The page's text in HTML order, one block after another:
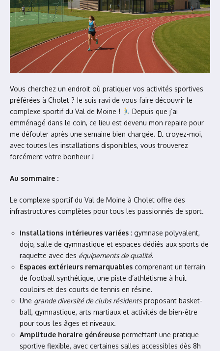
Vous cherchez un endroit où pratiquer vos activités sportives
préférées à Cholet ? Je suis ravi de vous faire découvrir le
complexe sportif du Val de Moine !
Depuis que j’ai
emménagé dans le coin, ce lieu est devenu mon repaire pour
me défouler après une semaine bien chargée. Et croyez-moi,
avec toutes les installations disponibles, vous trouverez
forcément votre bonheur !
Au sommaire :
Le complexe sportif du Val de Moine à Cholet offre des
infrastructures complètes pour tous les passionnés de sport.
Installations intérieures variées : gymnase polyvalent,
dojo, salle de gymnastique et espaces dédiés aux sports de
raquette avec des équipements de qualité.
Espaces extérieurs remarquables comprenant un terrain
de football synthétique, une piste d’athlétisme à huit
couloirs et des courts de tennis en résine.
Une grande diversité de clubs résidentsproposant basket-
ball, gymnastique, arts martiaux et activités de bien-être
pour tous les âges et niveaux.
Amplitude horaire généreuse permettant une pratique
sportive flexible, avec certaines salles accessibles dès 8h